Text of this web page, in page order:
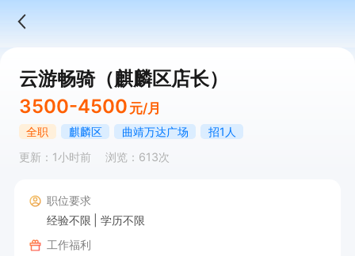
云游畅骑（麒麟区店长）
3500-4500 元/月
全职 麒麟区 曲靖万达广场
招1人
更新：1小时前
浏览：613次
职位要求
经验不限
学历不限
工作福利